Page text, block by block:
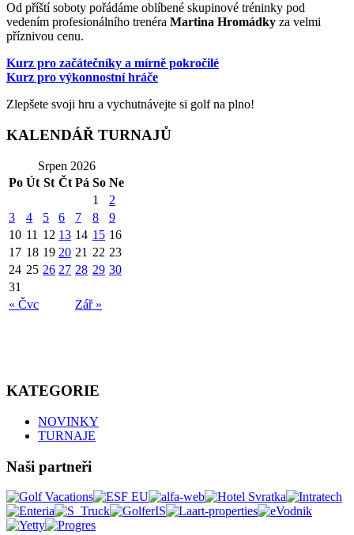
Od příští soboty pořádáme oblíbené skupinové tréninky pod
vedením profesionálního trenéra Martina Hromádky za velmi
příznivou cenu.
Kurz pro začátečníky a mírně pokročilé
Kurz pro výkonnostní hráče
Zlepšete svoji hru a vychutnávejte si golf na plno!
KALENDÁŘ TURNAJŮ
Srpen 2026
Po Út St Čt Pá So Ne
« Čvc Zář »
1
2
3
4 5 6 7 8
9
10 11 12 13 14 15 16
17 18 19 20 21 22 23
24 25 26 27 28 29 30
31
KATEGORIE
NOVINKY
TURNAJE
Naši partneři